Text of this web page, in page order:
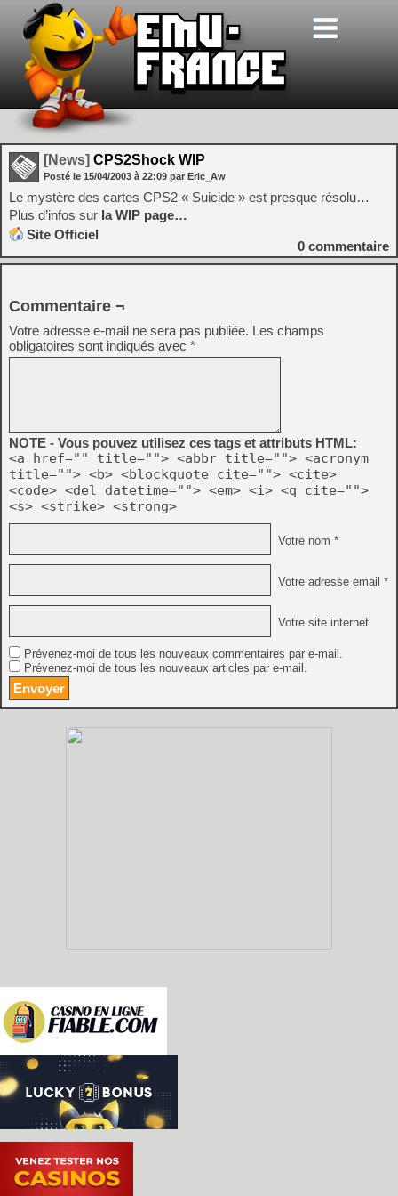
[News] CPS2Shock WIP
Posté le 15/04/2003 à 22:09 par Eric_Aw
Le mystère des cartes CPS2 « Suicide » est presque résolu…
Plus d’infos sur la WIP page…
Site Officiel
0 commentaire
Commentaire ¬
Votre adresse e-mail ne sera pas publiée. Les champs
obligatoires sont indiqués avec *
NOTE - Vous pouvez utilisez ces tags et attributs HTML:
<a href="" title=""> <abbr title=""> <acronym
title=""> <b> <blockquote cite=""> <cite>
<code> <del datetime=""> <em> <i> <q cite="">
<s> <strike> <strong>
Votre nom *
Votre adresse email *
Votre site internet
Prévenez-moi de tous les nouveaux commentaires par e-mail.
Prévenez-moi de tous les nouveaux articles par e-mail.